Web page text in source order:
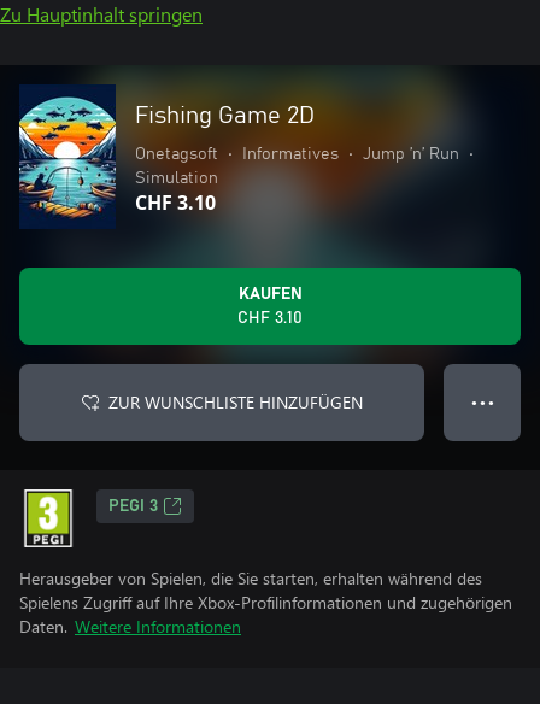
Zu Hauptinhalt springen
Fishing Game 2D
Onetagsoft • Informatives • Jump ’n’ Run
•
Simulation
CHF 3.10
KAUFEN
CHF 3.10
ZUR WUNSCHLISTE HINZUFÜGEN ● ● ●
PEGI 3
Herausgeber von Spielen, die Sie starten, erhalten während des
Spielens Zugriff auf Ihre Xbox-Profilinformationen und zugehörigen
Daten. Weitere Informationen